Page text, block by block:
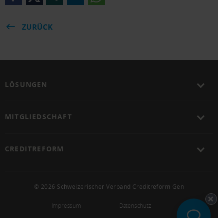
ZURÜCK
LÖSUNGEN
MITGLIEDSCHAFT
CREDITREFORM
© 2026 Schweizerischer Verband Creditreform Gen
Impressum
Datenschutz